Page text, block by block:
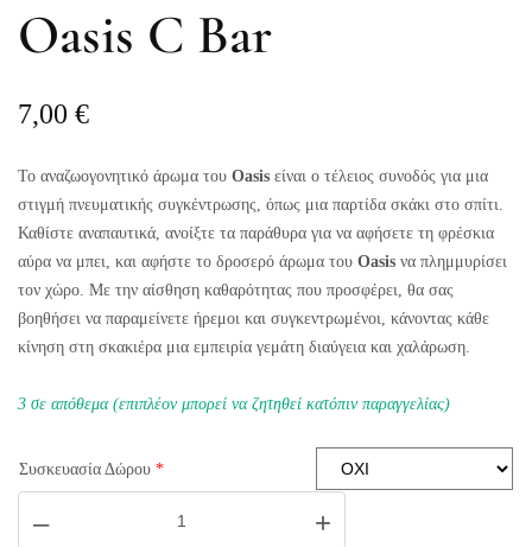
Oasis C Bar
7,00 €
Το αναζωογονητικό άρωμα του Oasis είναι ο τέλειος συνοδός για μια
στιγμή πνευματικής συγκέντρωσης, όπως μια παρτίδα σκάκι στο σπίτι.
Καθίστε αναπαυτικά, ανοίξτε τα παράθυρα για να αφήσετε τη φρέσκια
αύρα να μπει, και αφήστε το δροσερό άρωμα του Oasis να πλημμυρίσει
τον χώρο. Με την αίσθηση καθαρότητας που προσφέρει, θα σας
βοηθήσει να παραμείνετε ήρεμοι και συγκεντρωμένοι, κάνοντας κάθε
κίνηση στη σκακιέρα μια εμπειρία γεμάτη διαύγεια και χαλάρωση.
3 σε απόθεμα (επιπλέον μπορεί να ζητηθεί κατόπιν παραγγελίας)
Συσκευασία Δώρου *
–
Oasis
+